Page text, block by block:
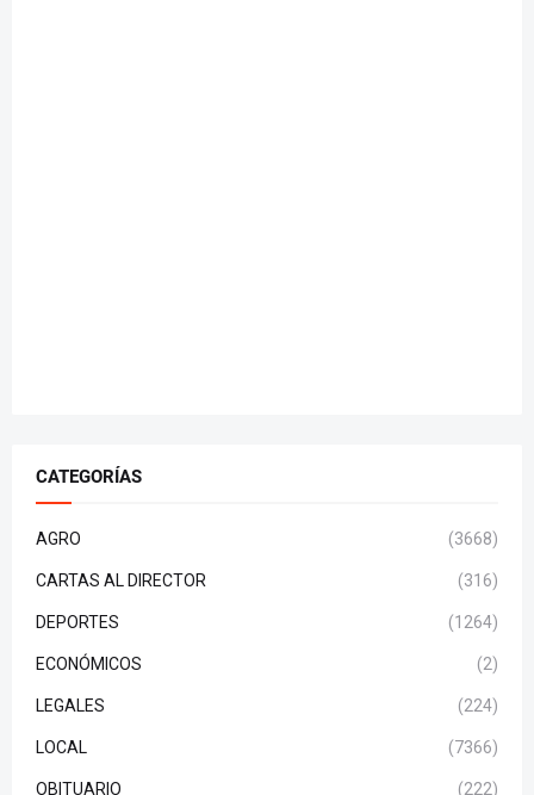
CATEGORÍAS
AGRO (3668)
CARTAS AL DIRECTOR (316)
DEPORTES (1264)
ECONÓMICOS (2)
LEGALES (224)
LOCAL (7366)
OBITUARIO (222)